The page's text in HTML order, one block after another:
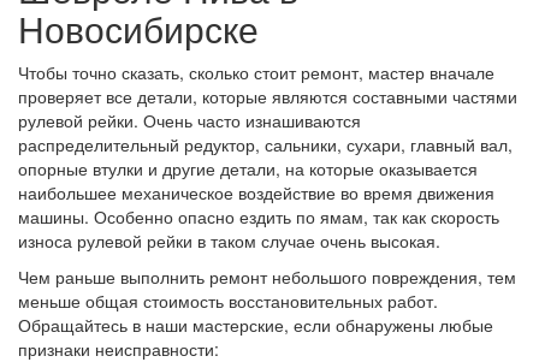
Новосибирске
Чтобы точно сказать, сколько стоит ремонт, мастер вначале
проверяет все детали, которые являются составными частями
рулевой рейки. Очень часто изнашиваются
распределительный редуктор, сальники, сухари, главный вал,
опорные втулки и другие детали, на которые оказывается
наибольшее механическое воздействие во время движения
машины. Особенно опасно ездить по ямам, так как скорость
износа рулевой рейки в таком случае очень высокая.
Чем раньше выполнить ремонт небольшого повреждения, тем
меньше общая стоимость восстановительных работ.
Обращайтесь в наши мастерские, если обнаружены любые
признаки неисправности: